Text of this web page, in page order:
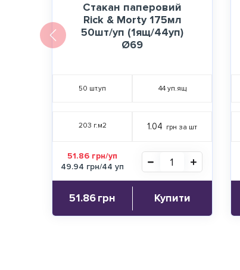
Стакан паперовий
Rick & Morty 175мл
50шт/уп (1ящ/44уп)
Ø69
50 шт.уп 44уп.ящ
203 г.м2 1.04 грн за шт
51.86 грн/уп
49.94 грн/44 уп
51.86грн Купити